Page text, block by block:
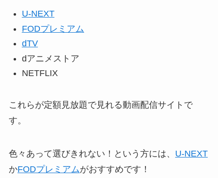
U-NEXT
FODプレミアム
dTV
dアニメストア
NETFLIX
これらが定額見放題で見れる動画配信サイトで
す。
色々あって選びきれない！という方には、 U-NEXT
かFODプレミアムがおすすめです！